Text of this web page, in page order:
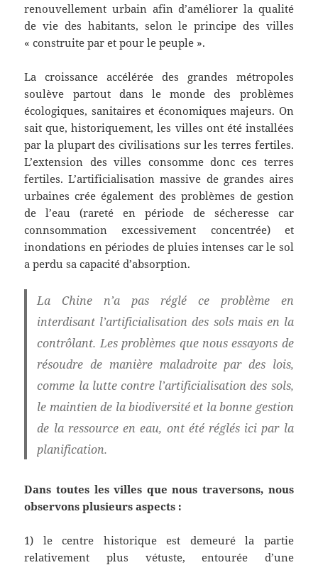
renouvellement urbain afin d’améliorer la qualité
de vie des habitants, selon le principe des villes
« construite par et pour le peuple ».
La croissance accélérée des grandes métropoles
soulève partout dans le monde des problèmes
écologiques, sanitaires et économiques majeurs. On
sait que, historiquement, les villes ont été installées
par la plupart des civilisations sur les terres fertiles.
L’extension des villes consomme donc ces terres
fertiles. L’artificialisation massive de grandes aires
urbaines crée également des problèmes de gestion
de l’eau (rareté en période de sécheresse car
connsommation excessivement concentrée) et
inondations en périodes de pluies intenses car le sol
a perdu sa capacité d’absorption.
La Chine n’a pas réglé ce problème en
interdisant l’artificialisation des sols mais en la
contrôlant. Les problèmes que nous essayons de
résoudre de manière maladroite par des lois,
comme la lutte contre l’artificialisation des sols,
le maintien de la biodiversité et la bonne gestion
de la ressource en eau, ont été réglés ici par la
planification.
Dans toutes les villes que nous traversons, nous
observons plusieurs aspects :
1) le centre historique est demeuré la partie
relativement plus vétuste, entourée d’une